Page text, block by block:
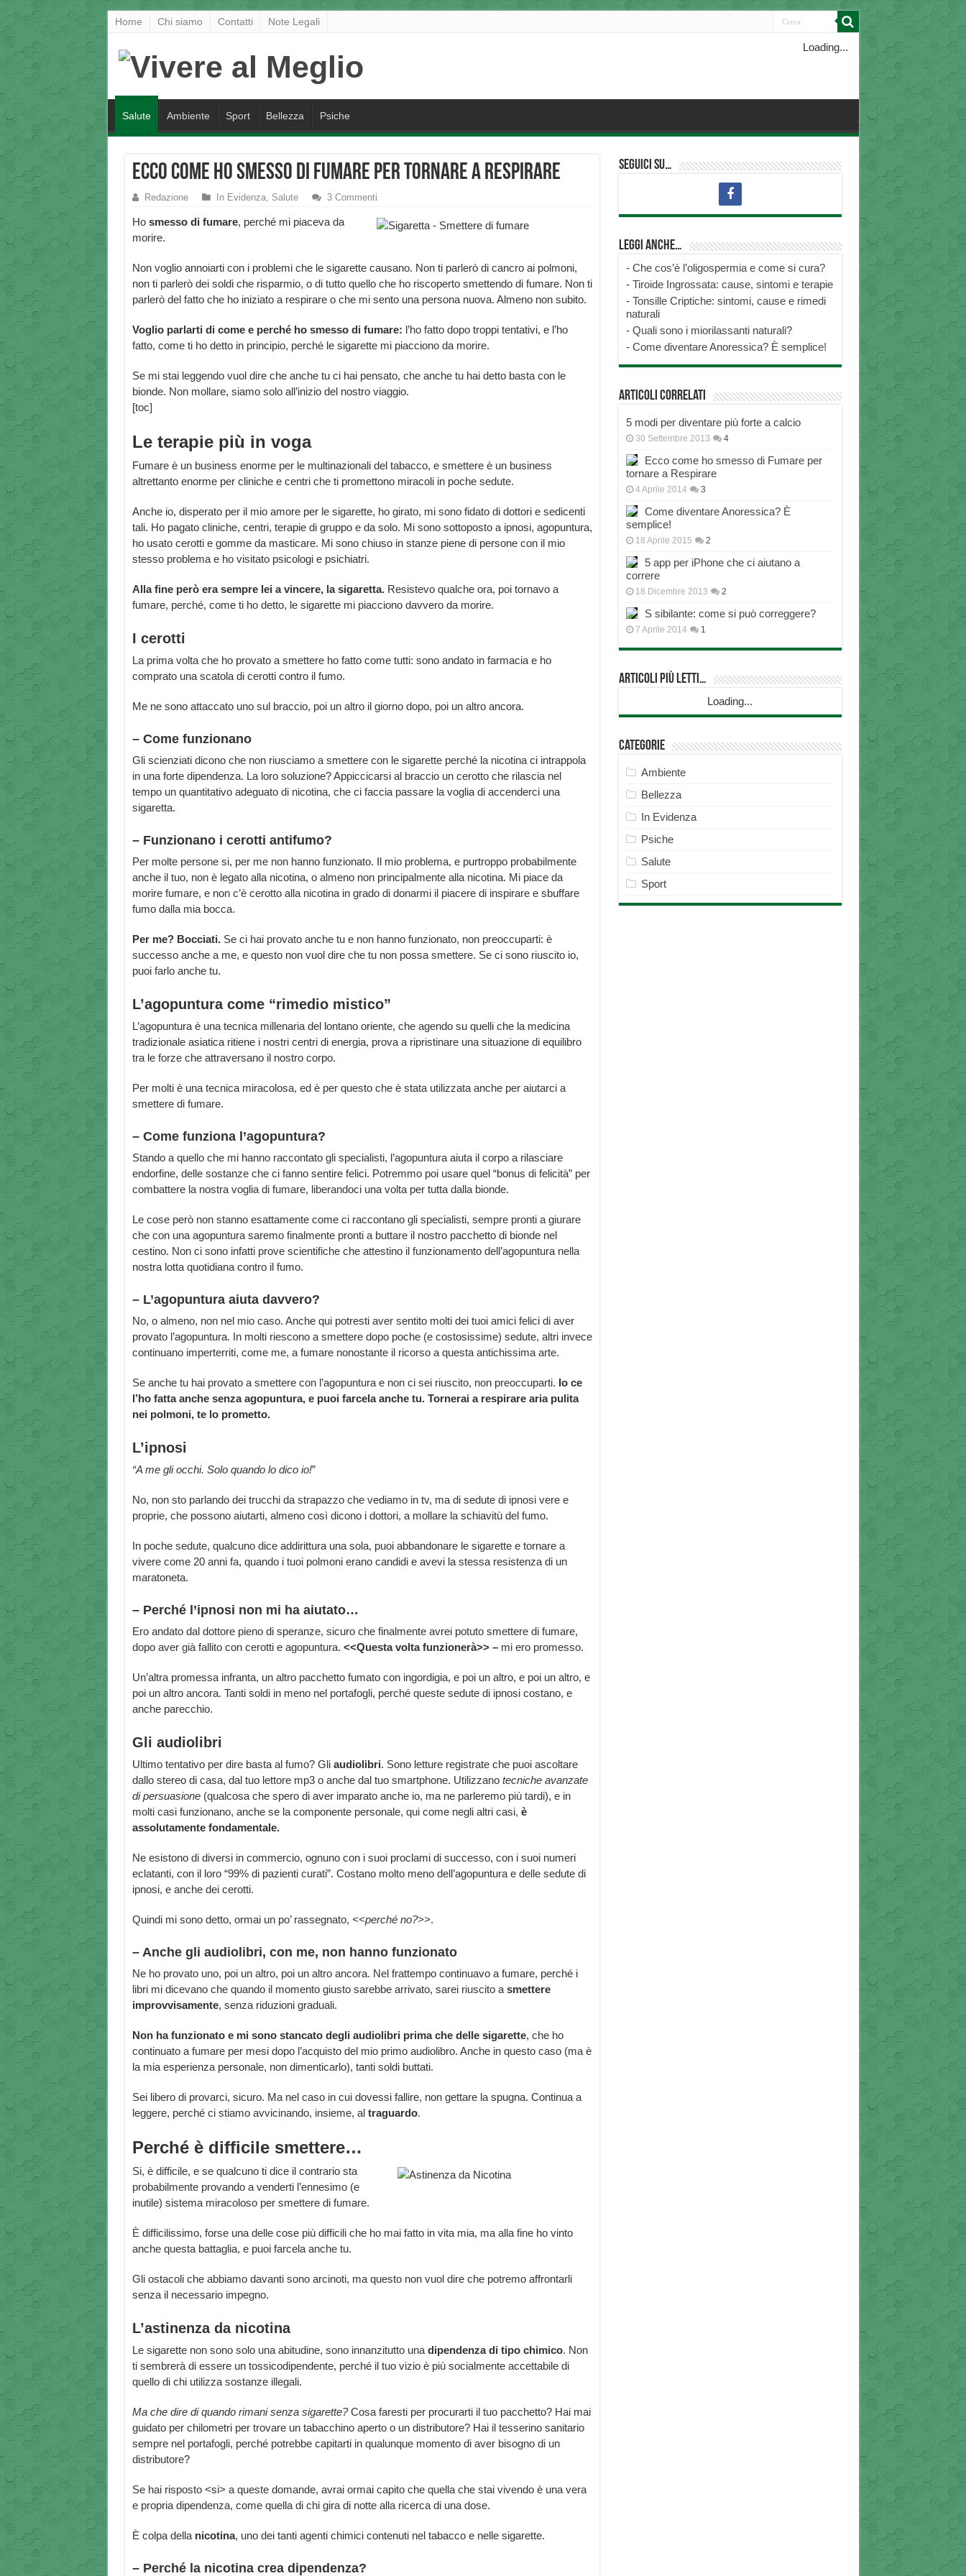
Home Chi siamo Contatti Note Legali
Loading...
Salute Ambiente Sport Bellezza Psiche
Ecco come ho smesso di Fumare per tornare a Respirare
Redazione In Evidenza, Salute 3 Commenti
Ho smesso di fumare, perché mi piaceva da
morire.
Non voglio annoiarti con i problemi che le sigarette causano. Non ti parlerò di cancro ai polmoni,
non ti parlerò dei soldi che risparmio, o di tutto quello che ho riscoperto smettendo di fumare. Non ti
parlerò del fatto che ho iniziato a respirare o che mi sento una persona nuova. Almeno non subito.
Voglio parlarti di come e perché ho smesso di fumare: l’ho fatto dopo troppi tentativi, e l’ho
fatto, come ti ho detto in principio, perché le sigarette mi piacciono da morire.
Se mi stai leggendo vuol dire che anche tu ci hai pensato, che anche tu hai detto basta con le
bionde. Non mollare, siamo solo all’inizio del nostro viaggio.
[toc]
Le terapie più in voga
Fumare è un business enorme per le multinazionali del tabacco, e smettere è un business
altrettanto enorme per cliniche e centri che ti promettono miracoli in poche sedute.
Anche io, disperato per il mio amore per le sigarette, ho girato, mi sono fidato di dottori e sedicenti
tali. Ho pagato cliniche, centri, terapie di gruppo e da solo. Mi sono sottoposto a ipnosi, agopuntura,
ho usato cerotti e gomme da masticare. Mi sono chiuso in stanze piene di persone con il mio
stesso problema e ho visitato psicologi e psichiatri.
Alla fine però era sempre lei a vincere, la sigaretta.Resistevo qualche ora, poi tornavo a
fumare, perché, come ti ho detto, le sigarette mi piacciono davvero da morire.
I cerotti
La prima volta che ho provato a smettere ho fatto come tutti: sono andato in farmacia e ho
comprato una scatola di cerotti contro il fumo.
Me ne sono attaccato uno sul braccio, poi un altro il giorno dopo, poi un altro ancora.
– Come funzionano
Gli scienziati dicono che non riusciamo a smettere con le sigarette perché la nicotina ci intrappola
in una forte dipendenza. La loro soluzione? Appiccicarsi al braccio un cerotto che rilascia nel
tempo un quantitativo adeguato di nicotina, che ci faccia passare la voglia di accenderci una
sigaretta.
– Funzionano i cerotti antifumo?
Per molte persone si, per me non hanno funzionato. Il mio problema, e purtroppo probabilmente
anche il tuo, non è legato alla nicotina, o almeno non principalmente alla nicotina. Mi piace da
morire fumare, e non c’è cerotto alla nicotina in grado di donarmi il piacere di inspirare e sbuffare
fumo dalla mia bocca.
Per me? Bocciati.Se ci hai provato anche tu e non hanno funzionato, non preoccuparti: è
successo anche a me, e questo non vuol dire che tu non possa smettere. Se ci sono riuscito io,
puoi farlo anche tu.
L’agopuntura come “rimedio mistico”
L’agopuntura è una tecnica millenaria del lontano oriente, che agendo su quelli che la medicina
tradizionale asiatica ritiene i nostri centri di energia, prova a ripristinare una situazione di equilibro
tra le forze che attraversano il nostro corpo.
Per molti è una tecnica miracolosa, ed è per questo che è stata utilizzata anche per aiutarci a
smettere di fumare.
– Come funziona l’agopuntura?
Stando a quello che mi hanno raccontato gli specialisti, l’agopuntura aiuta il corpo a rilasciare
endorfine, delle sostanze che ci fanno sentire felici. Potremmo poi usare quel “bonus di felicità” per
combattere la nostra voglia di fumare, liberandoci una volta per tutta dalla bionde.
Le cose però non stanno esattamente come ci raccontano gli specialisti, sempre pronti a giurare
che con una agopuntura saremo finalmente pronti a buttare il nostro pacchetto di bionde nel
cestino. Non ci sono infatti prove scientifiche che attestino il funzionamento dell’agopuntura nella
nostra lotta quotidiana contro il fumo.
– L’agopuntura aiuta davvero?
No, o almeno, non nel mio caso. Anche qui potresti aver sentito molti dei tuoi amici felici di aver
provato l’agopuntura. In molti riescono a smettere dopo poche (e costosissime) sedute, altri invece
continuano imperterriti, come me, a fumare nonostante il ricorso a questa antichissima arte.
Se anche tu hai provato a smettere con l’agopuntura e non ci sei riuscito, non preoccuparti. Io ce
l’ho fatta anche senza agopuntura, e puoi farcela anche tu. Tornerai a respirare aria pulita
nei polmoni, te lo prometto.
L’ipnosi
“A me gli occhi. Solo quando lo dico io!”
No, non sto parlando dei trucchi da strapazzo che vediamo in tv, ma di sedute di ipnosi vere e
proprie, che possono aiutarti, almeno così dicono i dottori, a mollare la schiavitù del fumo.
In poche sedute, qualcuno dice addirittura una sola, puoi abbandonare le sigarette e tornare a
vivere come 20 anni fa, quando i tuoi polmoni erano candidi e avevi la stessa resistenza di un
maratoneta.
– Perché l’ipnosi non mi ha aiutato…
Ero andato dal dottore pieno di speranze, sicuro che finalmente avrei potuto smettere di fumare,
dopo aver già fallito con cerotti e agopuntura. <<Questa volta funzionerà>> – mi ero promesso.
Un’altra promessa infranta, un altro pacchetto fumato con ingordigia, e poi un altro, e poi un altro, e
poi un altro ancora. Tanti soldi in meno nel portafogli, perché queste sedute di ipnosi costano, e
anche parecchio.
Gli audiolibri
Ultimo tentativo per dire basta al fumo? Gli audiolibri. Sono letture registrate che puoi ascoltare
dallo stereo di casa, dal tuo lettore mp3 o anche dal tuo smartphone. Utilizzano tecniche avanzate
di persuasione(qualcosa che spero di aver imparato anche io, ma ne parleremo più tardi), e in
molti casi funzionano, anche se la componente personale, qui come negli altri casi, è
assolutamente fondamentale.
Ne esistono di diversi in commercio, ognuno con i suoi proclami di successo, con i suoi numeri
eclatanti, con il loro “99% di pazienti curati”. Costano molto meno dell’agopuntura e delle sedute di
ipnosi, e anche dei cerotti.
Quindi mi sono detto, ormai un po’ rassegnato, <<perché no?>>.
– Anche gli audiolibri, con me, non hanno funzionato
Ne ho provato uno, poi un altro, poi un altro ancora. Nel frattempo continuavo a fumare, perché i
libri mi dicevano che quando il momento giusto sarebbe arrivato, sarei riuscito a smettere
improvvisamente, senza riduzioni graduali.
Non ha funzionato e mi sono stancato degli audiolibri prima che delle sigarette, che ho
continuato a fumare per mesi dopo l’acquisto del mio primo audiolibro. Anche in questo caso (ma è
la mia esperienza personale, non dimenticarlo), tanti soldi buttati.
Sei libero di provarci, sicuro. Ma nel caso in cui dovessi fallire, non gettare la spugna. Continua a
leggere, perché ci stiamo avvicinando, insieme, al traguardo.
Perché è difficile smettere…
Si, è difficile, e se qualcuno ti dice il contrario sta
probabilmente provando a venderti l’ennesimo (e
inutile) sistema miracoloso per smettere di fumare.
È difficilissimo, forse una delle cose più difficili che ho mai fatto in vita mia, ma alla fine ho vinto
anche questa battaglia, e puoi farcela anche tu.
Gli ostacoli che abbiamo davanti sono arcinoti, ma questo non vuol dire che potremo affrontarli
senza il necessario impegno.
L’astinenza da nicotina
Le sigarette non sono solo una abitudine, sono innanzitutto una dipendenza di tipo chimico. Non
ti sembrerà di essere un tossicodipendente, perché il tuo vizio è più socialmente accettabile di
quello di chi utilizza sostanze illegali.
Ma che dire di quando rimani senza sigarette?Cosa faresti per procurarti il tuo pacchetto? Hai mai
guidato per chilometri per trovare un tabacchino aperto o un distributore? Hai il tesserino sanitario
sempre nel portafogli, perché potrebbe capitarti in qualunque momento di aver bisogno di un
distributore?
Se hai risposto <si> a queste domande, avrai ormai capito che quella che stai vivendo è una vera
e propria dipendenza, come quella di chi gira di notte alla ricerca di una dose.
È colpa della nicotina, uno dei tanti agenti chimici contenuti nel tabacco e nelle sigarette.
– Perché la nicotina crea dipendenza?
Seguici su…
Leggi anche…
- Che cos’è l’oligospermia e come si cura?
- Tiroide Ingrossata: cause, sintomi e terapie
- Tonsille Criptiche: sintomi, cause e rimedi
naturali
- Quali sono i miorilassanti naturali?
- Come diventare Anoressica? È semplice!
Articoli correlati
5 modi per diventare più forte a calcio
30 Settembre 2013 4
Ecco come ho smesso di Fumare per
tornare a Respirare
4 Aprile 2014 3
Come diventare Anoressica? È
semplice!
18 Aprile 2015 2
5 app per iPhone che ci aiutano a
correre
18 Dicembre 2013 2
S sibilante: come si può correggere?
7 Aprile 2014 1
Articoli più Letti…
Loading...
Categorie
Ambiente
Bellezza
In Evidenza
Psiche
Salute
Sport